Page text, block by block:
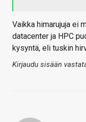
Vaikka himarujuja ei
datacenter ja HPC
kysyntä, eli tuskin
Kirjaudu sisään